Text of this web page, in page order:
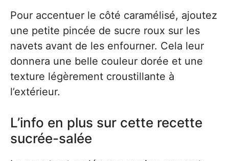
Pour accentuer le côté caramélisé, ajoutez
une petite pincée de sucre roux sur les
navets avant de les enfourner. Cela leur
donnera une belle couleur dorée et une
texture légèrement croustillante à
l’extérieur.
L’info en plus sur cette recette
sucrée-salée